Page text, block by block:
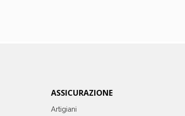
ASSICURAZIONE
Artigiani